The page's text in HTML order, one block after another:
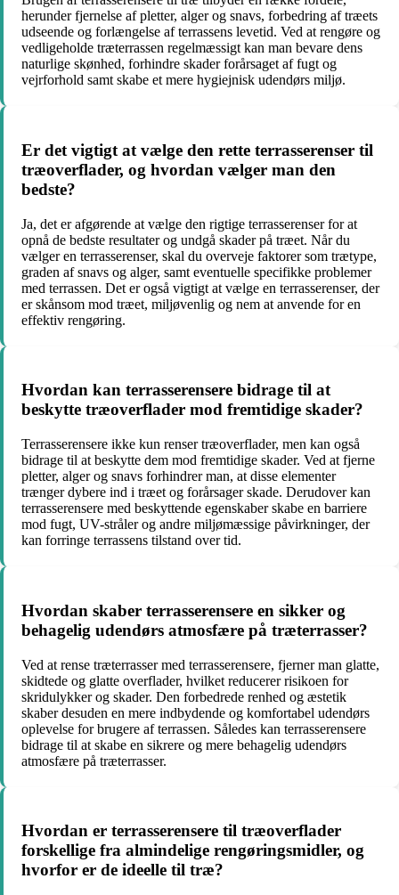
herunder fjernelse af pletter, alger og snavs, forbedring af træets
udseende og forlængelse af terrassens levetid. Ved at rengøre og
vedligeholde træterrassen regelmæssigt kan man bevare dens
naturlige skønhed, forhindre skader forårsaget af fugt og
vejrforhold samt skabe et mere hygiejnisk udendørs miljø.
Er det vigtigt at vælge den rette terrasserenser til
træoverflader, og hvordan vælger man den
bedste?
Ja, det er afgørende at vælge den rigtige terrasserenser for at
opnå de bedste resultater og undgå skader på træet. Når du
vælger en terrasserenser, skal du overveje faktorer som trætype,
graden af snavs og alger, samt eventuelle specifikke problemer
med terrassen. Det er også vigtigt at vælge en terrasserenser, der
er skånsom mod træet, miljøvenlig og nem at anvende for en
effektiv rengøring.
Hvordan kan terrasserensere bidrage til at
beskytte træoverflader mod fremtidige skader?
Terrasserensere ikke kun renser træoverflader, men kan også
bidrage til at beskytte dem mod fremtidige skader. Ved at fjerne
pletter, alger og snavs forhindrer man, at disse elementer
trænger dybere ind i træet og forårsager skade. Derudover kan
terrasserensere med beskyttende egenskaber skabe en barriere
mod fugt, UV-stråler og andre miljømæssige påvirkninger, der
kan forringe terrassens tilstand over tid.
Hvordan skaber terrasserensere en sikker og
behagelig udendørs atmosfære på træterrasser?
Ved at rense træterrasser med terrasserensere, fjerner man glatte,
skidtede og glatte overflader, hvilket reducerer risikoen for
skridulykker og skader. Den forbedrede renhed og æstetik
skaber desuden en mere indbydende og komfortabel udendørs
oplevelse for brugere af terrassen. Således kan terrasserensere
bidrage til at skabe en sikrere og mere behagelig udendørs
atmosfære på træterrasser.
Hvordan er terrasserensere til træoverflader
forskellige fra almindelige rengøringsmidler, og
hvorfor er de ideelle til træ?